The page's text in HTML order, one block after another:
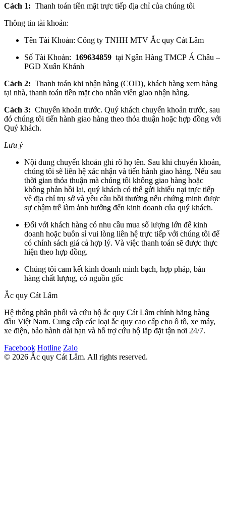
Cách 1: Thanh toán tiền mặt trực tiếp địa chỉ của chúng tôi
Thông tin tài khoản:
Tên Tài Khoản: Công ty TNHH MTV Ắc quy Cát Lâm
Số Tài Khoản: 169634859 tại Ngân Hàng TMCP Á Châu –
PGD Xuân Khánh
Cách 2: Thanh toán khi nhận hàng (COD), khách hàng xem hàng
tại nhà, thanh toán tiền mặt cho nhân viên giao nhận hàng.
Cách 3: Chuyển khoản trước. Quý khách chuyển khoản trước, sau
đó chúng tôi tiến hành giao hàng theo thỏa thuận hoặc hợp đồng với
Quý khách.
Lưu ý
Nội dung chuyển khoản ghi rõ họ tên. Sau khi chuyển khoản,
chúng tôi sẽ liên hệ xác nhận và tiến hành giao hàng. Nếu sau
thời gian thỏa thuận mà chúng tôi không giao hàng hoặc
không phản hồi lại, quý khách có thể gửi khiếu nại trực tiếp
về địa chỉ trụ sở và yêu cầu bồi thường nếu chứng minh được
sự chậm trễ làm ảnh hưởng đến kinh doanh của quý khách.
Đối với khách hàng có nhu cầu mua số lượng lớn để kinh
doanh hoặc buôn sỉ vui lòng liên hệ trực tiếp với chúng tôi để
có chính sách giá cả hợp lý. Và việc thanh toán sẽ được thực
hiện theo hợp đồng.
Chúng tôi cam kết kinh doanh minh bạch, hợp pháp, bán
hàng chất lượng, có nguồn gốc
Ắc quy Cát Lâm
Hệ thống phân phối và cứu hộ ắc quy Cát Lâm chính hãng hàng
đầu Việt Nam. Cung cấp các loại ắc quy cao cấp cho ô tô, xe máy,
xe điện, bảo hành dài hạn và hỗ trợ cứu hộ lắp đặt tận nơi 24/7.
Facebook Hotline Zalo
© 2026 Ắc quy Cát Lâm. All rights reserved.